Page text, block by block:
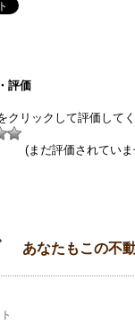
評価
クリックして評価してく
(まだ評価されてい
あなたもこの不